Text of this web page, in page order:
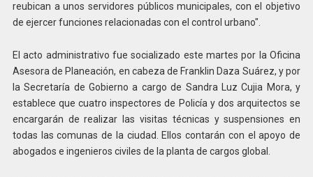
reubican a unos servidores públicos municipales, con el objetivo
de ejercer funciones relacionadas con el control urbano".
El acto administrativo fue socializado este martes por la Oficina
Asesora de Planeación, en cabeza de Franklin Daza Suárez, y por
la Secretaría de Gobierno a cargo de Sandra Luz Cujia Mora, y
establece que cuatro inspectores de Policía y dos arquitectos se
encargarán de realizar las visitas técnicas y suspensiones en
todas las comunas de la ciudad. Ellos contarán con el apoyo de
abogados e ingenieros civiles de la planta de cargos global.